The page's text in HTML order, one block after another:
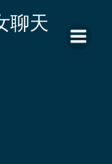
聊天